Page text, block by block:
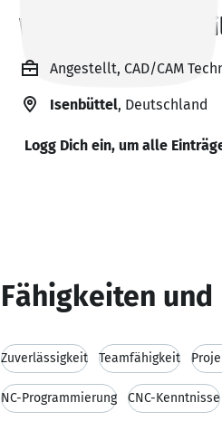
Wolfgang
Angestellt, CAD/CAM
Isenbüttel, Deutschland
Logg Dich ein, um alle
Fähigkeiten und
Zuverlässigkeit Teamfähigkeit
NC-Programmierung CNC-Kenntnisse